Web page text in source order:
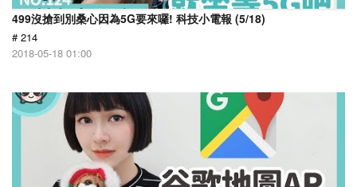
499沒搶到別桑心因為5G要來囉! 科技小電報 (5/18)
# 214
2018-05-18 01:00